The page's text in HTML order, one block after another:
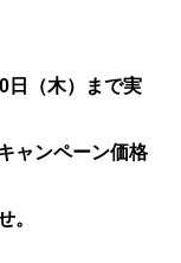
日（木）まで実
ャンペーン価格
。